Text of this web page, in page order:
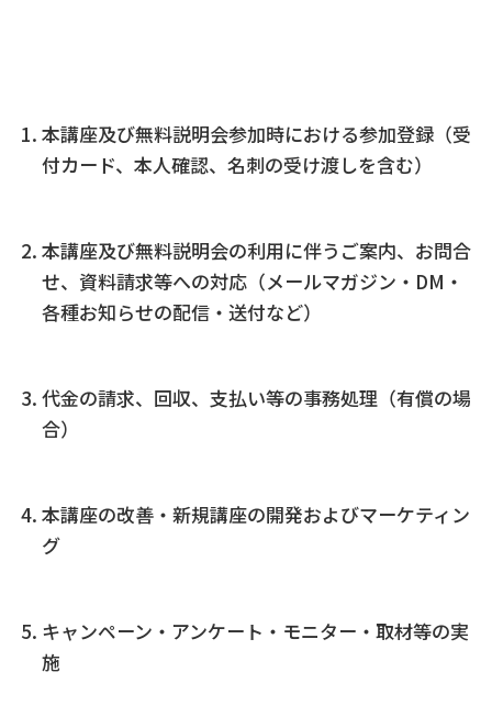
本講座及び無料説明会参加時における参加登録（受
付カード、本人確認、名刺の受け渡しを含む）
本講座及び無料説明会の利用に伴うご案内、お問合
せ、資料請求等への対応（メールマガジン・DM・
各種お知らせの配信・送付など）
代金の請求、回収、支払い等の事務処理（有償の場
合）
本講座の改善・新規講座の開発およびマーケティン
グ
キャンペーン・アンケート・モニター・取材等の実
施